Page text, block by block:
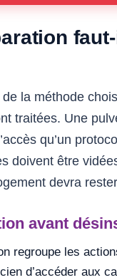
la méthode
traitées. Une
qu’un
doivent être
devra
avant
regroupe les
d’accéder aux